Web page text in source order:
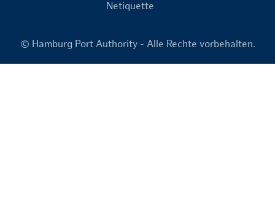
Netiquette
© Hamburg Port Authority - Alle Rechte vorbehalten.